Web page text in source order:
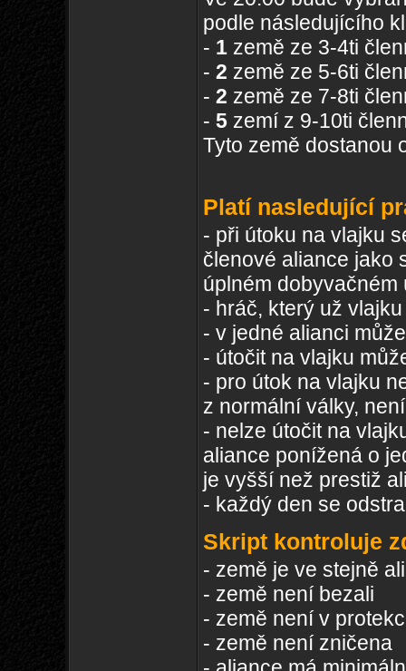
podle následujícího
- 1země ze 3-4ti
- 2 země ze 5-6ti
- 2 země ze 7-8ti
- 5zemí z 9-10ti
Tyto země dostanou
Platí nasledující
- při útoku na vlajku
členové aliance jako
úplném dobyvačném
- hráč, který už
- v jedné alianci
- útočit na vlajku
- pro útok na vlajku
z normální války,
- nelze útočit na
aliance ponížená o
je vyšší než prestiž
- každý den se
Skript kontroluje
- země je ve stejně
- země není bezali
- země není v
- země není zničena